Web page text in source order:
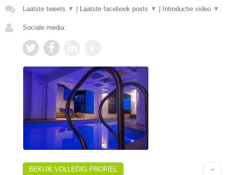
Laatste tweets ▼ Laatste facebook posts ▼ Introductie video ▼
Sociale media:
BEKIJK VOLLEDIG PROFIEL